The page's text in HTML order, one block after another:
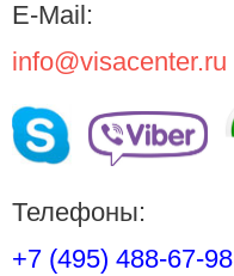
E-Mail:
info@visacenter.ru
Телефоны:
+7 (495) 488-67-98